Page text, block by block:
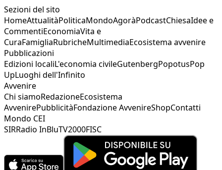
Sezioni del sito
HomeAttualitàPoliticaMondoAgoràPodcastChiesaIdee e
CommentiEconomiaVita e
CuraFamigliaRubricheMultimediaEcosistema avvenire
Pubblicazioni
Edizioni localiL'economia civileGutenbergPopotusPop
UpLuoghi dell'Infinito
Avvenire
Chi siamoRedazioneEcosistema
AvvenirePubblicitàFondazione AvvenireShopContatti
Mondo CEI
SIRRadio InBluTV2000FISC